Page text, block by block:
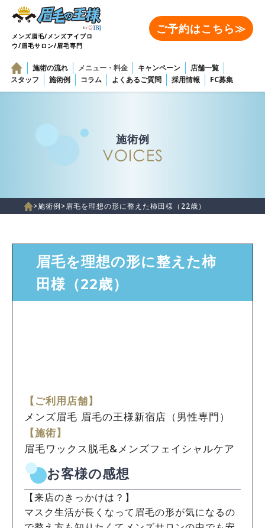
メンズ眉毛/メンズアイブロ
ウ/眉毛サロン/眉毛専門
ご予約はこちら≫
施術の流れ メニュー・料金 キャンペーン
店舗一覧
スタッフ
施術例 コラム よくあるご質問 採用情報 FC募集
施術例
>施術例>眉毛を理想の形に整えた柿田様（22歳）
眉毛を理想の形に整えた柿
田様（22歳）
【ご利用店舗】
メンズ眉毛 眉毛の王様新宿店（男性専門）
【施術】
眉毛ワックス脱毛&メンズフェイシャルケア
お客様の感想
【来店のきっかけは？】
マスク生活が長くなって眉毛の形が気になるの